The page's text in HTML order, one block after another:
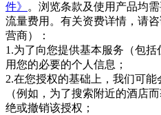
件》
。浏览条款及使用产品均
流量费用。有关资费详情，请
营商）：
1.为了向您提供基本服务（包
用您的必要的个人信息；
2.在您授权的基础上，我们可
（例如，为了搜索附近的酒店
绝或撤销该授权；